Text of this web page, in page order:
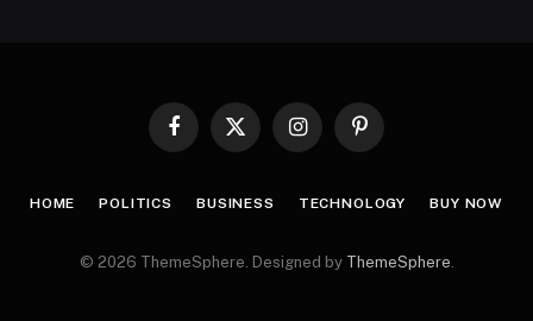
Facebook
X
InstagramPinterest
HOME POLITICS BUSINESS TECHNOLOGY BUY NOW
© 2026 ThemeSphere. Designed by ThemeSphere